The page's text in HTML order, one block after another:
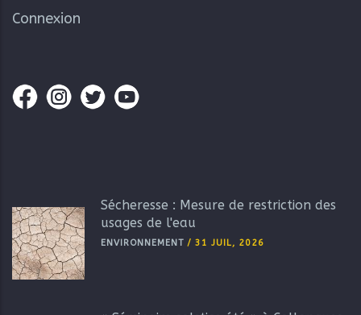
Connexion
Sécheresse : Mesure de restriction des
usages de l'eau
ENVIRONNEMENT / 31 JUIL, 2026